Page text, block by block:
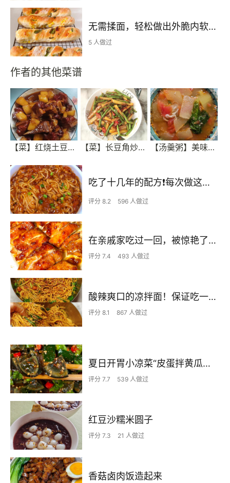
无需揉面，轻松做出外脆内软的恰巴塔扭扭棒，手残党们的福利来咯~
5 人做过
作者的其他菜谱
【菜】红烧土豆排骨 【菜】长豆角炒土豆 【汤羹粥】美味减脂餐02——番茄冬瓜汤
吃了十几年的配方❗️每次做这至少吃2碗
评分 8.2 596 人做过
在亲戚家吃过一回，被惊艳了…
评分 7.4 493 人做过
酸辣爽口的凉拌面！保证吃一次就上瘾
评分 8.1 867 人做过
夏日开胃小凉菜“皮蛋拌黄瓜🥒”开胃减脂
评分 7.7 539 人做过
红豆沙糯米圆子
评分 7.3 21 人做过
香菇卤肉饭造起来